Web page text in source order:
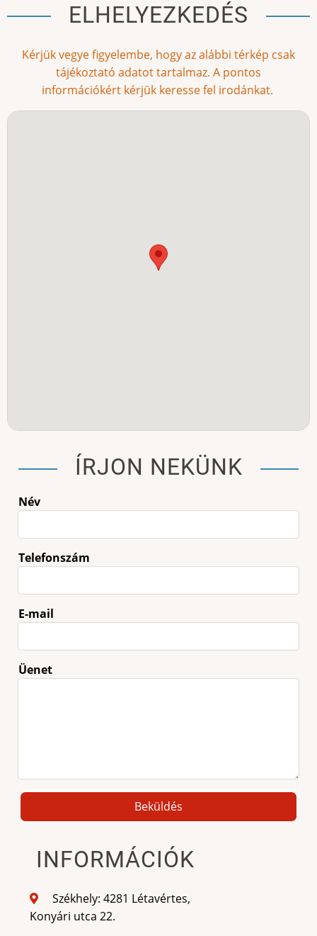
ELHELYEZKEDÉS
Kérjük vegye figyelembe, hogy az alábbi térkép csak
tájékoztató adatot tartalmaz. A pontos
információkért kérjük keresse fel irodánkat.
Földrajzi
ÍRJON NEKÜNK
Név
Telefonszám
E-mail
Üenet
INFORMÁCIÓK
Székhely: 4281 Létavértes,
Konyári utca 22.